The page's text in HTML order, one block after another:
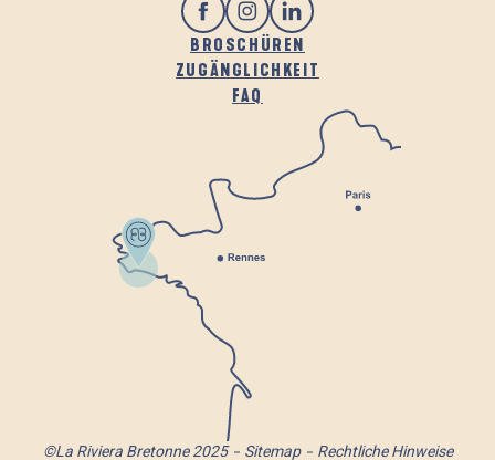
BROSCHÜREN
ZUGÄNGLICHKEIT
FAQ
©La Riviera Bretonne 2025 Sitemap Rechtliche Hinweise